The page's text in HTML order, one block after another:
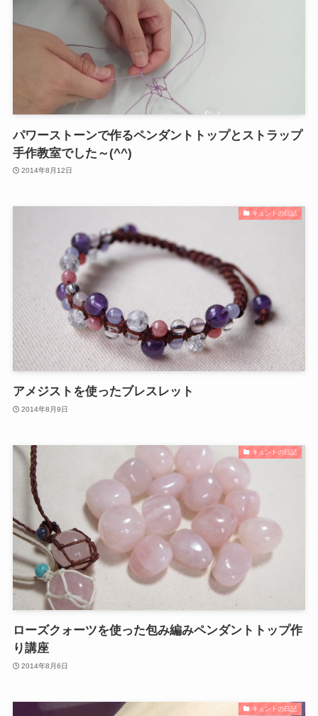
パワーストーンで作るペンダントトップとストラップ
手作教室でした～(^^)
2014年8月12日
キュントの日記
アメジストを使ったブレスレット
2014年8月9日
キュントの日記
ローズクォーツを使った包み編みペンダントトップ作
り講座
2014年8月6日
キュントの日記